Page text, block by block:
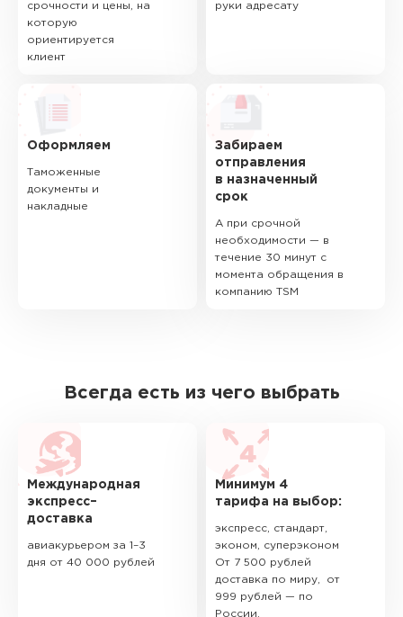
срочности и цены, на
которую
ориентируется
клиент
руки адресату
Оформляем
Таможенные
документы и
накладные
Забираем
отправления
в назначенный
срок
А при срочной
необходимости — в
течение 30 минут с
момента обращения в
компанию TSM
Всегда есть из чего выбрать
Международная
экспресс–
доставка
авиакурьером за 1–3
дня от 40 000 рублей
Минимум 4
тарифа на выбор:
экспресс, стандарт,
эконом, суперэконом
От 7 500 рублей
доставка по миру, от
999 рублей — по
России.